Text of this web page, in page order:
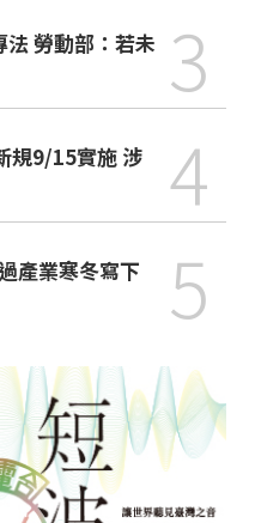
勞動部：若未 3
規9/15實施 涉
4
產業寒冬寫下
5